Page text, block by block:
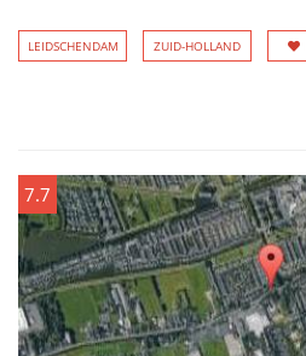
LEIDSCHENDAM ZUID-HOLLAND
7.7